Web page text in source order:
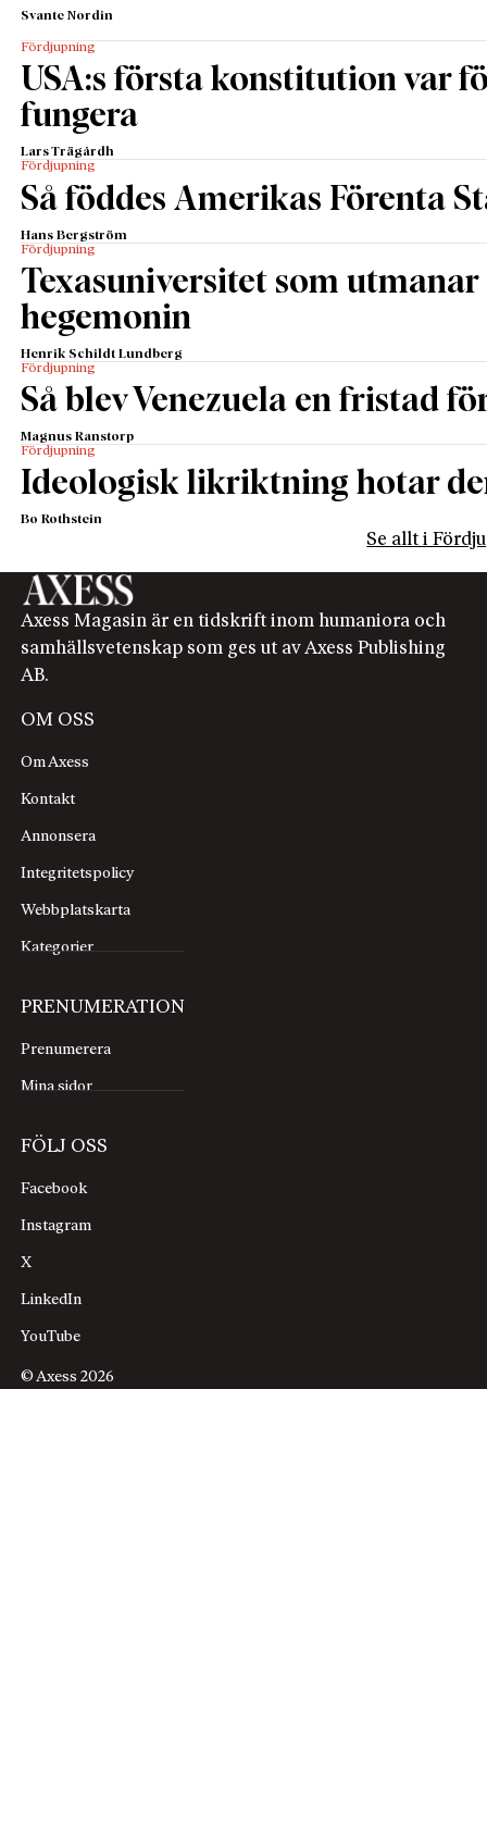
Svante Nordin
Fördjupning
USA:s första konstitution var
fungera
Lars Trägårdh
Fördjupning
Så föddes Amerikas Förenta
Hans Bergström
Fördjupning
Texasuniversitet som utmanar
hegemonin
Henrik Schildt Lundberg
Fördjupning
Så blev Venezuela en fristad
Magnus Ranstorp
Fördjupning
Ideologisk likriktning hotar
Bo Rothstein
Se allt i
Axess Magasin är en tidskrift inom humaniora och
samhällsvetenskap som ges ut av Axess Publishing
AB.
OM OSS
Om Axess
Kontakt
Annonsera
Integritetspolicy
Webbplatskarta
Kategorier
PRENUMERATION
Prenumerera
Mina sidor
FÖLJ OSS
Facebook
Instagram
X
LinkedIn
YouTube
© Axess 2026